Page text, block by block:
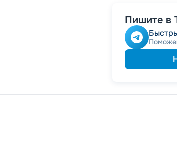
Пишите в